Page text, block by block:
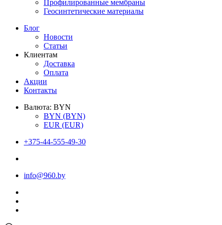
Профилированные мембраны
Геосинтетические материалы
Блог
Новости
Статьи
Клиентам
Доставка
Оплата
Акции
Контакты
Валюта: BYN
BYN (BYN)
EUR (EUR)
+375-44-555-49-30
info@960.by